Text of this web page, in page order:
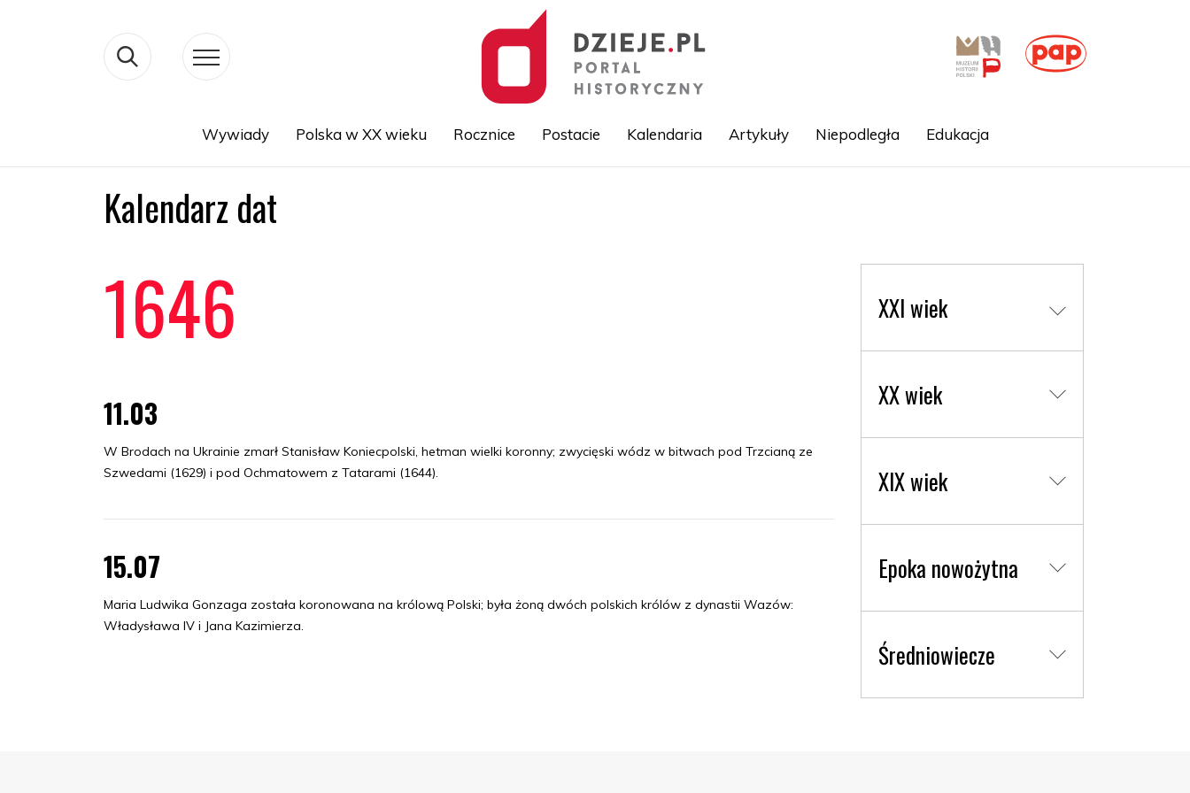
Wywiady Polska w XX wieku Rocznice Postacie Kalendaria Artykuły Niepodległa Edukacja
Kalendarz dat
1646
11.03
W Brodach na Ukrainie zmarł Stanisław Koniecpolski, hetman wielki koronny; zwycięski wódz w bitwach pod Trzcianą ze
Szwedami (1629) i pod Ochmatowem z Tatarami (1644).
15.07
Maria Ludwika Gonzaga została koronowana na królową Polski; była żoną dwóch polskich królów z dynastii Wazów:
Władysława IV i Jana Kazimierza.
XXI wiek
XX wiek
XIX wiek
Epoka nowożytna
Średniowiecze